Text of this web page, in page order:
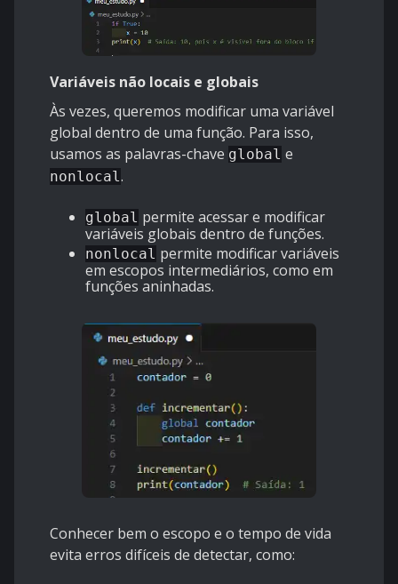
Variáveis não locais e globais
Às vezes, queremos modificar uma variável
global dentro de uma função. Para isso,
usamos as palavras-chave global e
nonlocal .
global permite acessar e modificar
variáveis globais dentro de funções.
nonlocal permite modificar variáveis
em escopos intermediários, como em
funções aninhadas.
Conhecer bem o escopo e o tempo de vida
evita erros difíceis de detectar, como: